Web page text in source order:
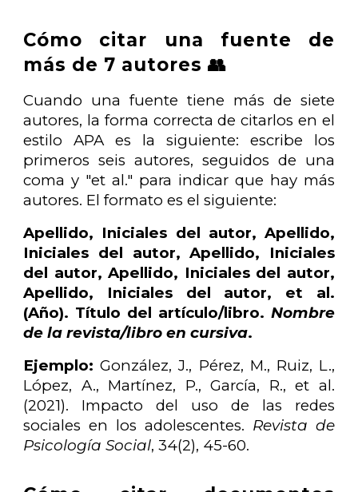
Cómo citar una fuente de
más de 7 autores 👥
Cuando una fuente tiene más de siete
autores, la forma correcta de citarlos en el
estilo APA es la siguiente: escribe los
primeros seis autores, seguidos de una
coma y "et al." para indicar que hay más
autores. El formato es el siguiente:
Apellido, Iniciales del autor, Apellido,
Iniciales del autor, Apellido, Iniciales
del autor, Apellido, Iniciales del autor,
Apellido, Iniciales del autor, et al.
(Año). Título del artículo/libro. Nombre
de la revista/libro en cursiva.
Ejemplo: González, J., Pérez, M., Ruiz, L.,
López, A., Martínez, P., García, R., et al.
(2021). Impacto del uso de las redes
sociales en los adolescentes. Revista de
Psicología Social, 34(2), 45-60.